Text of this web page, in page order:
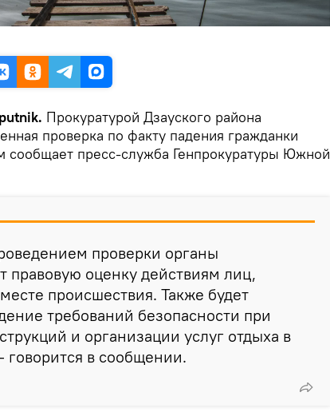
Прокуратурой Дзауского района
проверка по факту падения гражданки
сообщает пресс-служба Генпрокуратуры Южной
проверки органы
правовую оценку действиям лиц,
происшествия. Также будет
требований безопасности при
и организации услуг отдыха в
говорится в сообщении.